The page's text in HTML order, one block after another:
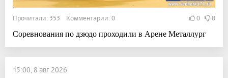
Прочитали: 353 Комментарии: 0 0 0
Соревнования по дзюдо проходили в Арене Металлург
15:00, 8 авг 2026